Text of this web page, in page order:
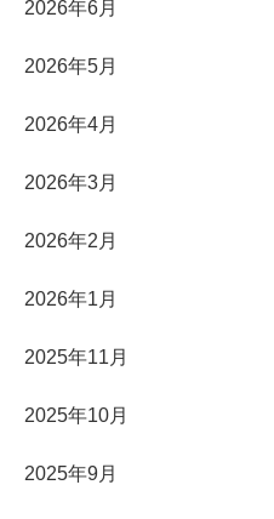
2026年6月
2026年5月
2026年4月
2026年3月
2026年2月
2026年1月
2025年11月
2025年10月
2025年9月